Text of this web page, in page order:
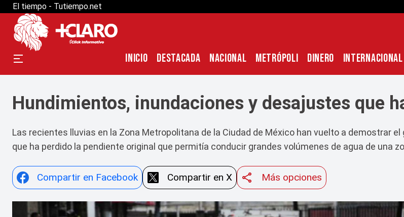
El tiempo - Tutiempo.net
INICIO DESTACADA NACIONAL METRÓPOLI DINERO INTERNACIONAL
Hundimientos, inundaciones y desajustes que
Las recientes lluvias en la Zona Metropolitana de la Ciudad de México han vuelto a demostrar
que ha perdido la pendiente original que permitía conducir grandes volúmenes de agua de una
Compartir en Facebook Compartir en X Más opciones